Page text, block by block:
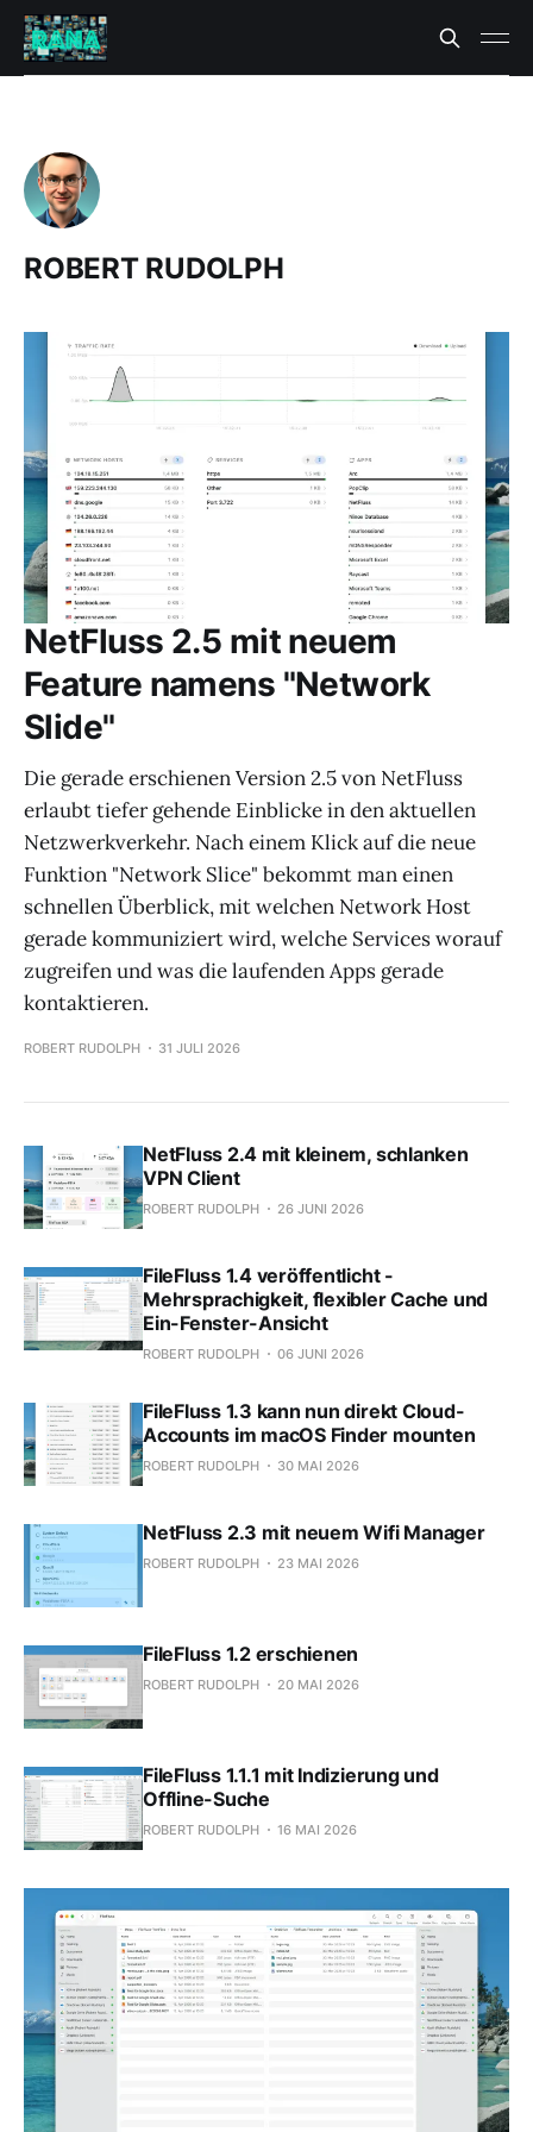
ROBERT RUDOLPH
NetFluss 2.5 mit neuem
Feature namens "Network
Slide"
Die gerade erschienen Version 2.5 von NetFluss
erlaubt tiefer gehende Einblicke in den aktuellen
Netzwerkverkehr. Nach einem Klick auf die neue
Funktion "Network Slice" bekommt man einen
schnellen Überblick, mit welchen Network Host
gerade kommuniziert wird, welche Services worauf
zugreifen und was die laufenden Apps gerade
kontaktieren.
ROBERT RUDOLPH 31 JULI 2026
NetFluss 2.4 mit kleinem, schlanken
VPN Client
ROBERT RUDOLPH 26 JUNI 2026
FileFluss 1.4 veröffentlicht -
Mehrsprachigkeit, flexibler Cache und
Ein-Fenster-Ansicht
ROBERT RUDOLPH 06 JUNI 2026
FileFluss 1.3 kann nun direkt Cloud-
Accounts im macOS Finder mounten
ROBERT RUDOLPH 30 MAI 2026
NetFluss 2.3 mit neuem Wifi Manager
ROBERT RUDOLPH 23 MAI 2026
FileFluss 1.2 erschienen
ROBERT RUDOLPH 20 MAI 2026
FileFluss 1.1.1 mit Indizierung und
Offline-Suche
ROBERT RUDOLPH 16 MAI 2026